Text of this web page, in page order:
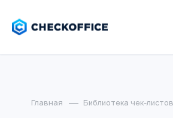
Главная Библиотека чек-листов